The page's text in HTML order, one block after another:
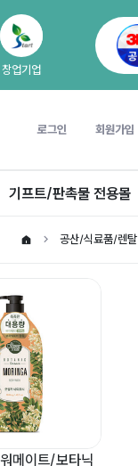
창업기업
로그인 회원가입
기프트/판촉물 전용몰
공산/식료품/렌탈
메이트/보타닉